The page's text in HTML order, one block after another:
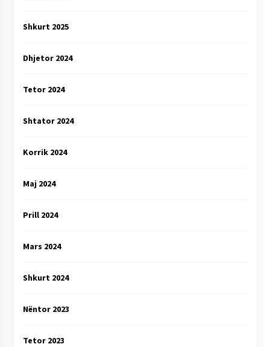
Shkurt 2025
Dhjetor 2024
Tetor 2024
Shtator 2024
Korrik 2024
Maj 2024
Prill 2024
Mars 2024
Shkurt 2024
Nëntor 2023
Tetor 2023